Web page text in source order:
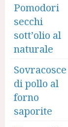
Pomodori
secchi
sott’olio al
naturale
Sovracosce
di pollo al
forno
saporite